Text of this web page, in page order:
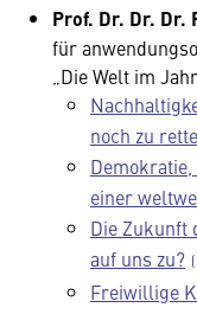
Prof. Dr. Dr. Dr.
für
„Die Welt im
noch zu
einer
Die Zukunft
auf uns zu?
Freiwillige